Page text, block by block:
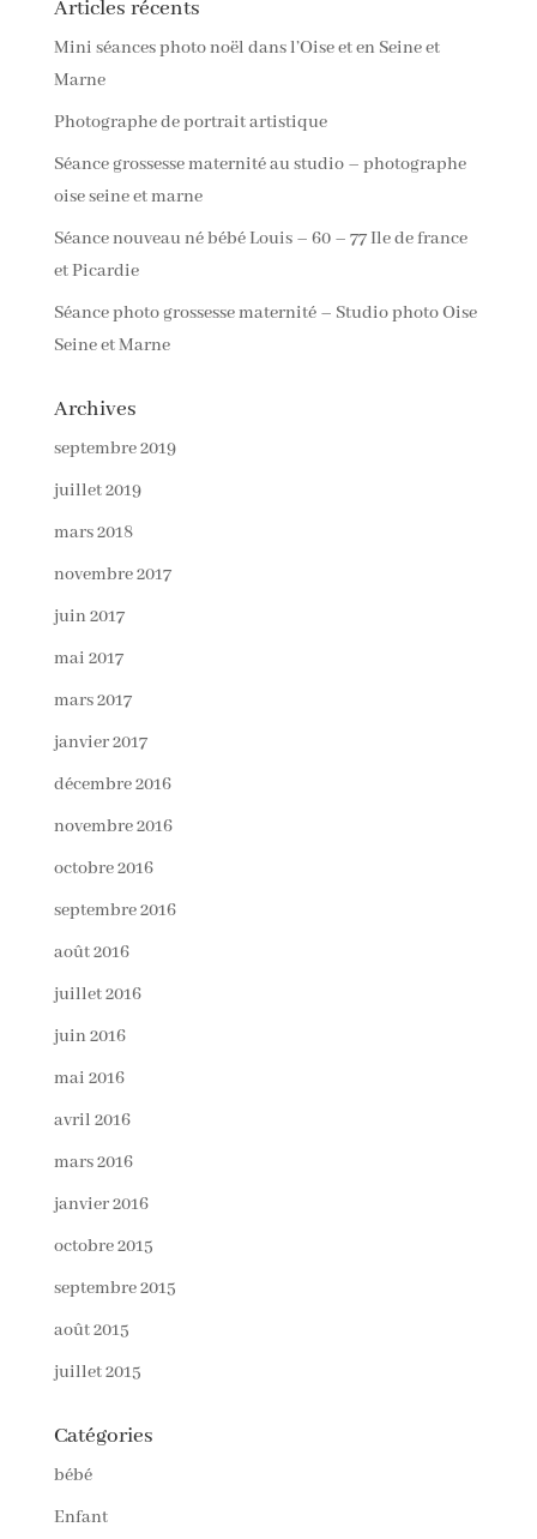
Articles récents
Mini séances photo noël dans l’Oise et en Seine et
Marne
Photographe de portrait artistique
Séance grossesse maternité au studio – photographe
oise seine et marne
Séance nouveau né bébé Louis – 60 – 77 Ile de france
et Picardie
Séance photo grossesse maternité – Studio photo Oise
Seine et Marne
Archives
septembre 2019
juillet 2019
mars 2018
novembre 2017
juin 2017
mai 2017
mars 2017
janvier 2017
décembre 2016
novembre 2016
octobre 2016
septembre 2016
août 2016
juillet 2016
juin 2016
mai 2016
avril 2016
mars 2016
janvier 2016
octobre 2015
septembre 2015
août 2015
juillet 2015
Catégories
bébé
Enfant